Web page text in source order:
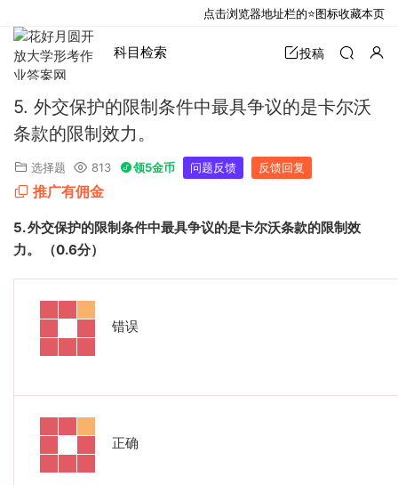
科目检索 投稿
5. 外交保护的限制条件中最具争议的是卡尔沃
条款的限制效力。
选择题 813 领5金币 问题反馈 反馈回复
推广有佣金
5.外交保护的限制条件中最具争议的是卡尔沃条款的限制效
力。
（0.6分）
错误
正确
点击浏览器地址栏的⭐图标收藏本页